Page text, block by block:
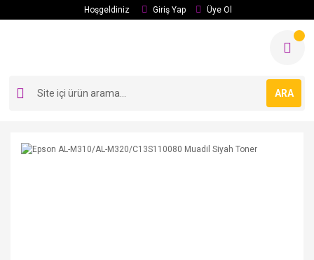
Hoşgeldiniz Giriş Yap Üye Ol
ARA